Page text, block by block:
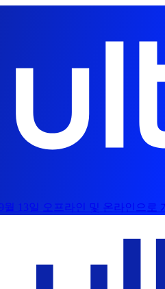
13일 오프라인 및 온라인으로